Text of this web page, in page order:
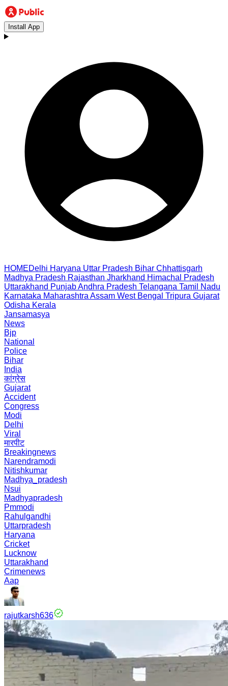
Install App
HOMEDelhi Haryana Uttar Pradesh Bihar Chhattisgarh
Madhya Pradesh Rajasthan Jharkhand Himachal Pradesh
Uttarakhand PunjabAndhra Pradesh Telangana Tamil Nadu
Karnataka Maharashtra Assam West Bengal Tripura Gujarat
Odisha Kerala
Jansamasya
News
Bjp
National
Police
Bihar
India
कांग्रेस
Gujarat
Accident
Congress
Modi
Delhi
Viral
मारपीट
Breakingnews
Narendramodi
Nitishkumar
Madhya_pradesh
Nsui
Madhyapradesh
Pmmodi
Rahulgandhi
Uttarpradesh
Haryana
Cricket
Lucknow
Uttarakhand
Crimenews
Aap
rajutkarsh636